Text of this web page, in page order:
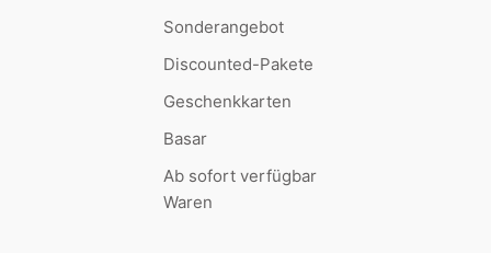
Sonderangebot
Discounted-Pakete
Geschenkkarten
Basar
Ab sofort verfügbar
Waren